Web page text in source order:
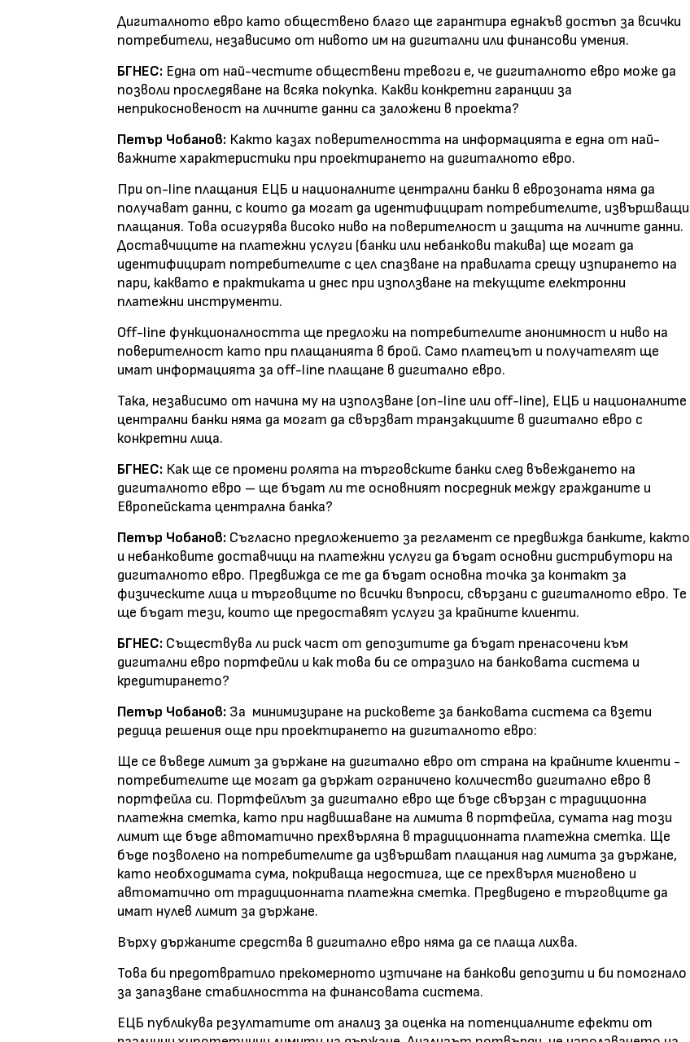
Дигиталното евро като обществено благо ще гарантира еднакъв достъп за всички
потребители, независимо от нивото им на дигитални или финансови умения.
БГНЕС: Една от най-честите обществени тревоги е, че дигиталното евро може да
позволи проследяване на всяка покупка. Какви конкретни гаранции за
неприкосновеност на личните данни са заложени в проекта?
Петър Чобанов: Както казах поверителността на информацията е една от най-
важните характеристики при проектирането на дигиталното евро.
При on-line плащания ЕЦБ и националните централни банки в еврозоната няма да
получават данни, с които да могат да идентифицират потребителите, извършващи
плащания. Това осигурява високо ниво на поверителност и защита на личните данни.
Доставчиците на платежни услуги (банки или небанкови такива) ще могат да
идентифицират потребителите с цел спазване на правилата срещу изпирането на
пари, каквато е практиката и днес при използване на текущите електронни
платежни инструменти.
Off-line функционалността ще предложи на потребителите анонимност и ниво на
поверителност като при плащанията в брой. Само платецът и получателят ще
имат информацията за off-line плащане в дигитално евро.
Така, независимо от начина му на използване (on-line или off-line), ЕЦБ и националните
централни банки няма да могат да свързват транзакциите в дигитално евро с
конкретни лица.
БГНЕС: Как ще се промени ролята на търговските банки след въвеждането на
дигиталното евро – ще бъдат ли те основният посредник между гражданите и
Европейската централна банка?
Петър Чобанов: Съгласно предложението за регламент се предвижда банките, както
и небанковите доставчици на платежни услуги да бъдат основни дистрибутори на
дигиталното евро. Предвижда се те да бъдат основна точка за контакт за
физическите лица и търговците по всички въпроси, свързани с дигиталното евро. Те
ще бъдат тези, които ще предоставят услуги за крайните клиенти.
БГНЕС: Съществува ли риск част от депозитите да бъдат пренасочени към
дигитални евро портфейли и как това би се отразило на банковата система и
кредитирането?
Петър Чобанов: За минимизиране на рисковете за банковата система са взети
редица решения още при проектирането на дигиталното евро:
Ще се въведе лимит за държане на дигитално евро от страна на крайните клиенти -
потребителите ще могат да държат ограничено количество дигитално евро в
портфейла си. Портфейлът за дигитално евро ще бъде свързан с традиционна
платежна сметка, като при надвишаване на лимита в портфейла, сумата над този
лимит ще бъде автоматично прехвърляна в традиционната платежна сметка. Ще
бъде позволено на потребителите да извършват плащания над лимита за държане,
като необходимата сума, покриваща недостига, ще се прехвърля мигновено и
автоматично от традиционната платежна сметка. Предвидено е търговците да
имат нулев лимит за държане.
Върху държаните средства в дигитално евро няма да се плаща лихва.
Това би предотвратило прекомерното изтичане на банкови депозити и би помогнало
за запазване стабилността на финансовата система.
ЕЦБ публикува резултатите от анализ за оценка на потенциалните ефекти от